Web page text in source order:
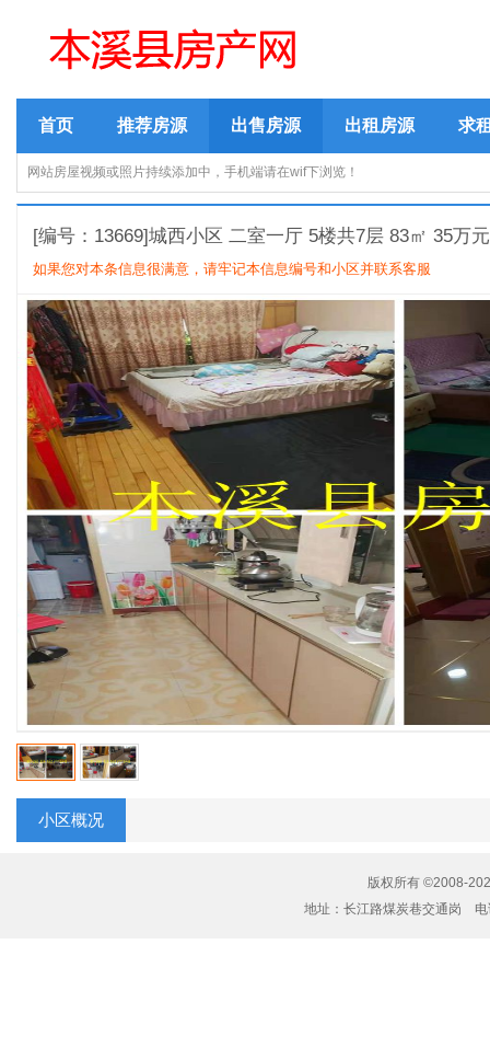
首页 推荐房源 出售房源 出租房源 求
网站房屋视频或照片持续添加中，手机端请在wif下浏览！
[编号：13669]城西小区 二室一厅 5楼共7层 83㎡ 35万
如果您对本条信息很满意，请牢记本信息编号和小区并联系客服
小区概况
版权所有 ©2008-
地址：长江路煤炭巷交通岗